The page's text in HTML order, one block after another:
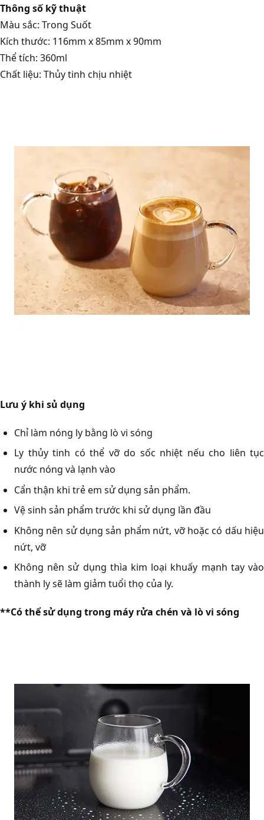
Thông số kỹ thuật
Màu sắc: Trong Suốt
Kích thước: 116mm x 85mm x 90mm
Thể tích: 360ml
Chất liệu: Thủy tinh chịu nhiệt
Lưu ý khi sủ dụng
Chỉ làm nóng ly bằng lò vi sóng
Ly thủy tinh có thể vỡ do sốc nhiệt nếu cho liên tục
nước nóng và lạnh vào
Cẩn thận khi trẻ em sử dụng sản phẩm.
Vệ sinh sản phẩm trước khi sử dụng lần đầu
Không nên sử dụng sản phẩm nứt, vỡ hoặc có dấu hiệu
nứt, vỡ
Không nên sử dụng thìa kim loại khuấy mạnh tay vào
thành ly sẽ làm giảm tuổi thọ của ly.
**Có thể sử dụng trong máy rửa chén và lò vi sóng